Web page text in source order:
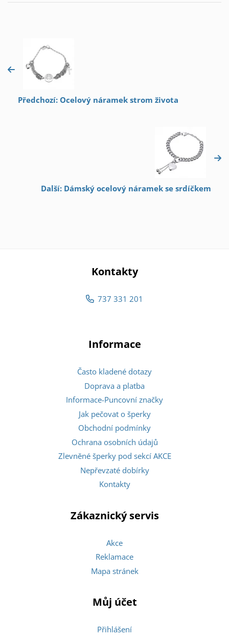
Předchozí: Ocelový náramek strom života
Další: Dámský ocelový náramek se srdíčkem
Kontakty
737 331 201
Informace
Často kladené dotazy
Doprava a platba
Informace-Puncovní značky
Jak pečovat o šperky
Obchodní podmínky
Ochrana osobních údajů
Zlevněné šperky pod sekcí AKCE
Nepřevzaté dobírky
Kontakty
Zákaznický servis
Akce
Reklamace
Mapa stránek
Můj účet
Přihlášení